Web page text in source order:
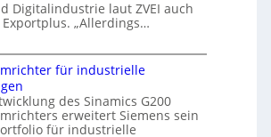
Digitalindustrie laut ZVEI auch
„Allerdings…
für industrielle
des Sinamics G200
erweitert Siemens sein
für industrielle